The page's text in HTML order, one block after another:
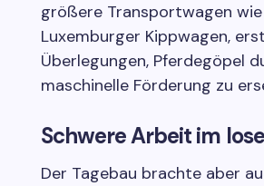
größere Transportwagen
Luxemburger Kippwagen,
Überlegungen, Pferdegöpel
maschinelle Förderung zu
Schwere Arbeit im
Der Tagebau brachte aber